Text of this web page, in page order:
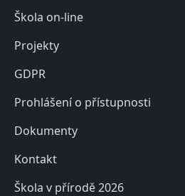
Škola on-line
Projekty
GDPR
Prohlášení o přístupnosti
Dokumenty
Kontakt
Škola v přírodě 2026